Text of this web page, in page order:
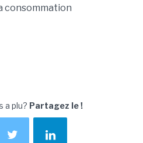
consommation
a plu? Partagez le !